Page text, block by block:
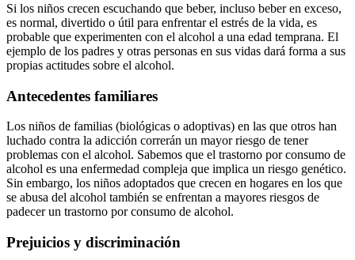
Si los niños crecen escuchando que beber, incluso beber en exceso,
es normal, divertido o útil para enfrentar el estrés de la vida, es
probable que experimenten con el alcohol a una edad temprana. El
ejemplo de los padres y otras personas en sus vidas dará forma a sus
propias actitudes sobre el alcohol.
Antecedentes familiares
Los niños de familias (biológicas o adoptivas) en las que otros han
luchado contra la adicción correrán un mayor riesgo de tener
problemas con el alcohol. Sabemos que el trastorno por consumo de
alcohol es una enfermedad compleja que implica un riesgo genético.
Sin embargo, los niños adoptados que crecen en hogares en los que
se abusa del alcohol también se enfrentan a mayores riesgos de
padecer un trastorno por consumo de alcohol.
Prejuicios y discriminación